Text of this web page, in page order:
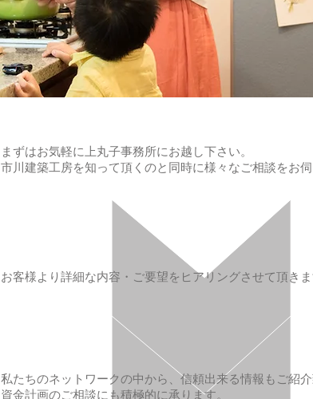
まずはお気軽に上丸子事務所にお越し下さい。
市川建築工房を知って頂くのと同時に様々なご相談をお
お客様より詳細な内容・ご要望をヒアリングさせて頂き
私たちのネットワークの中から、信頼出来る情報もご紹
資金計画のご相談にも積極的に承ります。